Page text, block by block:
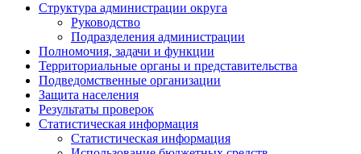
Структура администрации округа
Руководство
Подразделения администрации
Полномочия, задачи и функции
Территориальные органы и представительства
Подведомственные организации
Защита населения
Результаты проверок
Статистическая информация
Статистическая информация